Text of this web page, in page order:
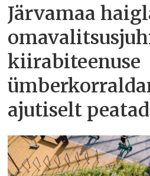
Järvamaa
kiirabiteenuse
ajutiselt